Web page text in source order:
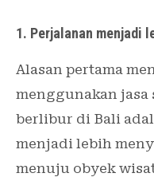
1. Perjalanan menjadi
Alasan pertama
menggunakan jasa
berlibur di Bali
menjadi lebih
menuju obyek